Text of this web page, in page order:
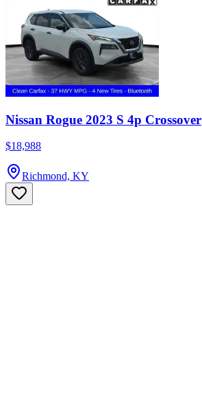
Nissan Rogue 2023 S 4p Crossover
$18,988
Richmond, KY